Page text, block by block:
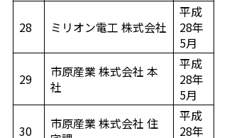
28 ミリオン電工 株式会社
平成
28年
5月
29
市原産業 株式会社 本
社
平成
28年
5月
30
市原産業 株式会社 住
平成
28年